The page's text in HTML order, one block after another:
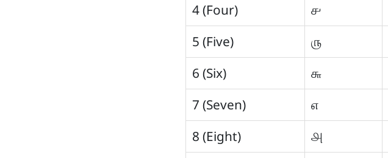
4 (Four)
௪
5 (Five)
௫
6 (Six)
௬
7 (Seven)
௭
8 (Eight)
௮